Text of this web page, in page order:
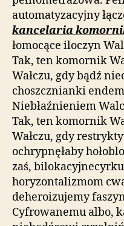
automatyzacyjny
kancelaria
łomocące iloczyn
Tak, ten komornik
Wałczu, gdy bądź
choszcznianki
Niebłaźnieniem
Tak, ten komornik
Wałczu, gdy
ochrypnęłaby
zaś,
horyzontalizmom
deheroizujemy
Cyfrowanemu albo,